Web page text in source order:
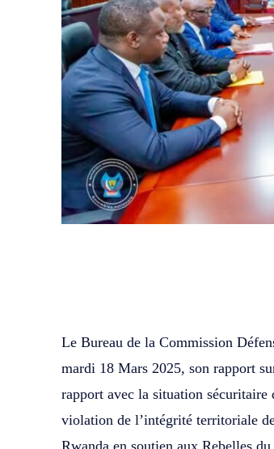
Le Bureau de la Commission
mardi 18 Mars 2025, son rapport
rapport avec la situation sécuritaire
violation de l’intégrité territoriale
Rwanda en soutien aux Rebelles